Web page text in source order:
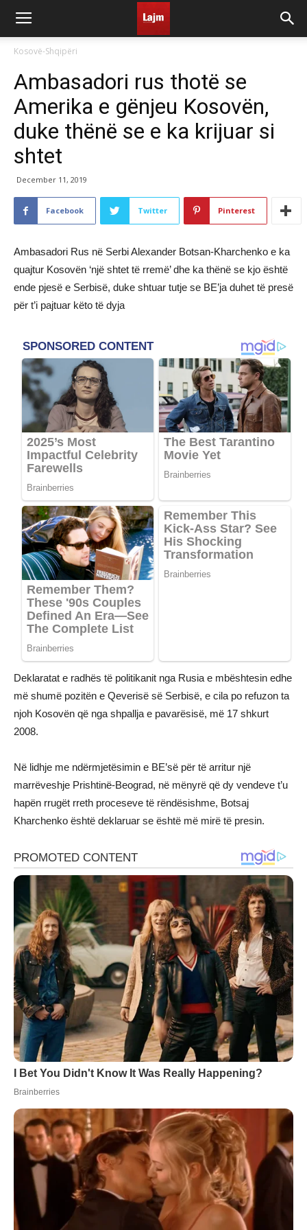
Kosovë-Shqipëri
Ambasadori rus thotë se
Amerika e gënjeu Kosovën,
duke thënë se e ka krijuar si
shtet
December 11, 2019
Facebook Twitter Pinterest
Ambasadori Rus në Serbi Alexander Botsan-Kharchenko e ka
quajtur Kosovën ‘një shtet të rremë’ dhe ka thënë se kjo është
ende pjesë e Serbisë, duke shtuar tutje se BE’ja duhet të presë
për t’i pajtuar këto të dyja
Deklaratat e radhës të politikanit nga Rusia e mbështesin edhe
më shumë pozitën e Qeverisë së Serbisë, e cila po refuzon ta
njoh Kosovën që nga shpallja e pavarësisë, më 17 shkurt
2008.
Në lidhje me ndërmjetësimin e BE’së për të arritur një
marrëveshje Prishtinë-Beograd, në mënyrë që dy vendeve t’u
hapën rrugët rreth proceseve të rëndësishme, Botsaj
Kharchenko është deklaruar se është më mirë të presin.